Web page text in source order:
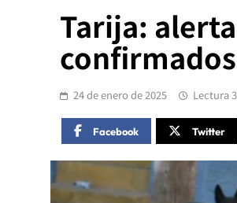
Tarija:
confirmados
24 de enero de 2025 Lectura
Facebook Twitter